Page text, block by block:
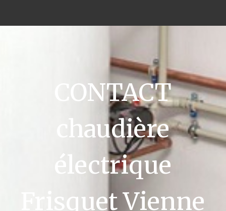
CONTACT
chaudière
électrique
Frisquet Vienne